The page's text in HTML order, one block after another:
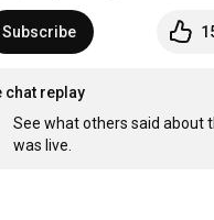
Subscribe
chat replay
See what others said about
was live.